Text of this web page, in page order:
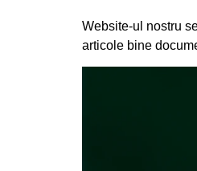
Website-ul nostru
articole bine